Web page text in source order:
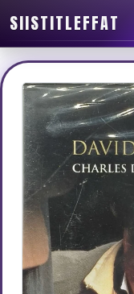
SIISTITLEFFAT